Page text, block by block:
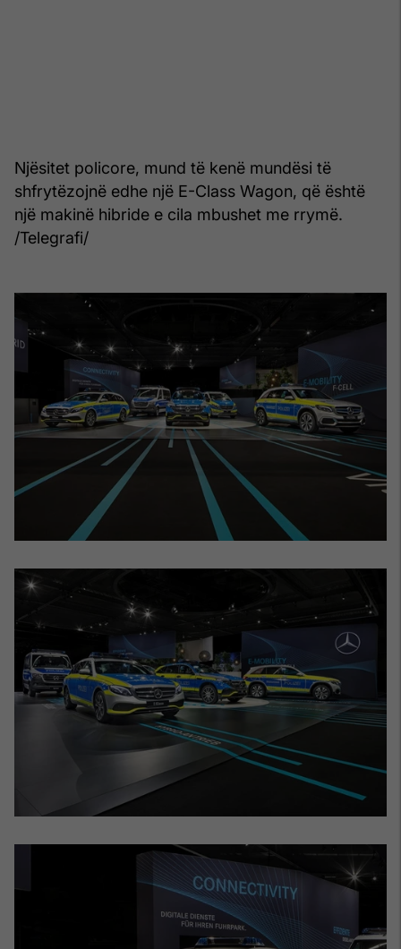
Njësitet policore, mund të kenë mundësi të
shfrytëzojnë edhe një E-Class Wagon, që është
një makinë hibride e cila mbushet me rrymë.
/Telegrafi/